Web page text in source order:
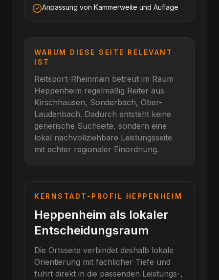
Anpassung von Kammerweite und Auflage
WARUM DIESE SEITE RELEVANT
IST
Reitsport-Rheinmain betreut im Raum
Heppenheim regelmäßig Reiter aus
Kirschhausen, Sonderbach, Ober-
Laudenbach. Dadurch entsteht keine
generische Suchseite, sondern eine
lokal nachvollziehbare Leistungsseite
mit echter regionaler Einordnung.
KERNSTADT-PROFIL HEPPENHEIM
Heppenheim als lokaler
Entscheidungsraum
Die Ortsseite verbindet deshalb lokale
Orientierung mit fachlicher Tiefe und
führt direkt in die passenden Leistungs-,